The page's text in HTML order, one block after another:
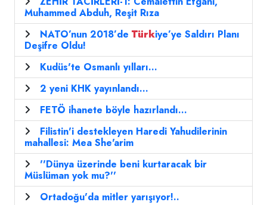
Muhammed Abduh, Reşit Rıza
NATO’nun 2018’de Türkiye’ye Saldırı Planı
Deşifre Oldu!
Kudüs'te Osmanlı yılları...
2 yeni KHK yayınlandı...
FETÖ ihanete böyle hazırlandı...
Filistin'i destekleyen Haredi Yahudilerinin
mahallesi: Mea She'arim
''Dünya üzerinde beni kurtaracak bir
Müslüman yok mu?''
Ortadoğu'da mitler yarışıyor!..